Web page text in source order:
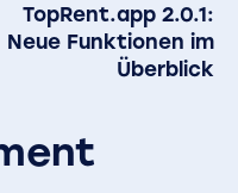
TopRent.app 2.0.1:
Neue Funktionen im
Überblick